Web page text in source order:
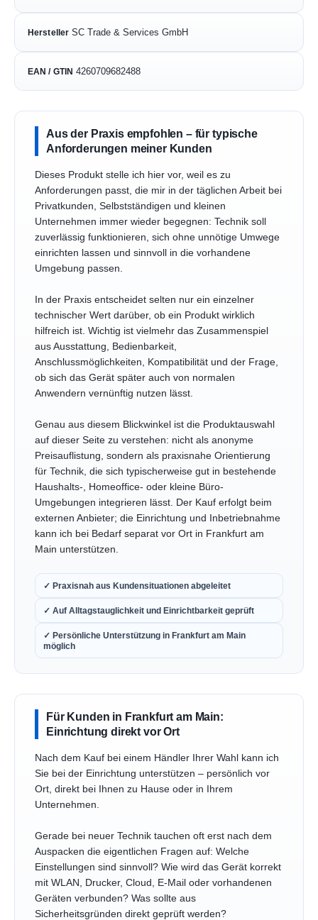
Hersteller SC Trade & Services GmbH
EAN / GTIN 4260709682488
Aus der Praxis empfohlen – für typische
Anforderungen meiner Kunden
Dieses Produkt stelle ich hier vor, weil es zu
Anforderungen passt, die mir in der täglichen Arbeit bei
Privatkunden, Selbstständigen und kleinen
Unternehmen immer wieder begegnen: Technik soll
zuverlässig funktionieren, sich ohne unnötige Umwege
einrichten lassen und sinnvoll in die vorhandene
Umgebung passen.
In der Praxis entscheidet selten nur ein einzelner
technischer Wert darüber, ob ein Produkt wirklich
hilfreich ist. Wichtig ist vielmehr das Zusammenspiel
aus Ausstattung, Bedienbarkeit,
Anschlussmöglichkeiten, Kompatibilität und der Frage,
ob sich das Gerät später auch von normalen
Anwendern vernünftig nutzen lässt.
Genau aus diesem Blickwinkel ist die Produktauswahl
auf dieser Seite zu verstehen: nicht als anonyme
Preisauflistung, sondern als praxisnahe Orientierung
für Technik, die sich typischerweise gut in bestehende
Haushalts-, Homeoffice- oder kleine Büro-
Umgebungen integrieren lässt. Der Kauf erfolgt beim
externen Anbieter; die Einrichtung und Inbetriebnahme
kann ich bei Bedarf separat vor Ort in Frankfurt am
Main unterstützen.
✓ Praxisnah aus Kundensituationen abgeleitet
✓ Auf Alltagstauglichkeit und Einrichtbarkeit geprüft
✓ Persönliche Unterstützung in Frankfurt am Main
möglich
Für Kunden in Frankfurt am Main:
Einrichtung direkt vor Ort
Nach dem Kauf bei einem Händler Ihrer Wahl kann ich
Sie bei der Einrichtung unterstützen – persönlich vor
Ort, direkt bei Ihnen zu Hause oder in Ihrem
Unternehmen.
Gerade bei neuer Technik tauchen oft erst nach dem
Auspacken die eigentlichen Fragen auf: Welche
Einstellungen sind sinnvoll? Wie wird das Gerät korrekt
mit WLAN, Drucker, Cloud, E-Mail oder vorhandenen
Geräten verbunden? Was sollte aus
Sicherheitsgründen direkt geprüft werden?